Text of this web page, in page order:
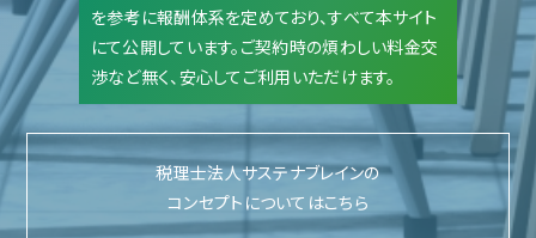
を参考に報酬体系を定めており、すべて本サイト
にて公開しています。ご契約時の煩わしい料金交
渉など無く、安心してご利用いただけます。
税理士法人サステナブレインの
コンセプトについてはこちら